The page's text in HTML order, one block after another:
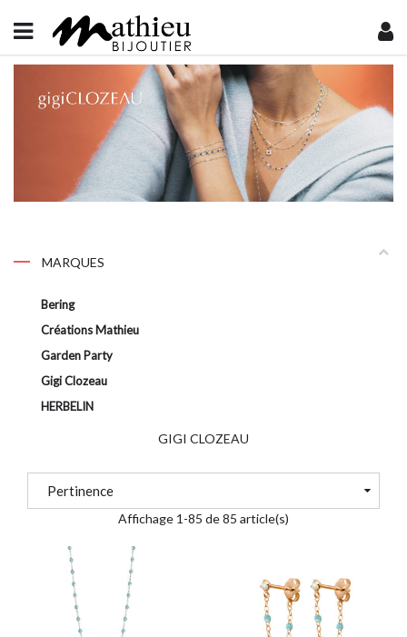
MARQUES
Bering
Créations Mathieu
Garden Party
Gigi Clozeau
HERBELIN
GIGI CLOZEAU
Pertinence
Affichage 1-85 de 85 article(s)